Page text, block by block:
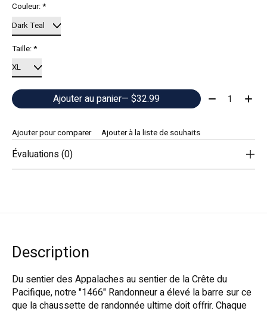
Couleur:*
Taille:*
Ajouter au panier — $32.99 Quantité:
Ajouter pour comparer Ajouter à la liste de souhaits
Évaluations (0)
Description
Du sentier des Appalaches au sentier de la Crête du
Pacifique, notre "1466" Randonneur a élevé la barre sur ce
que la chaussette de randonnée ultime doit offrir. Chaque